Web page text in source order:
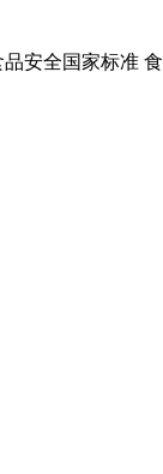
安全国家标准 食